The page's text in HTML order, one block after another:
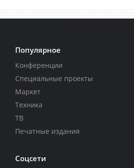
Популярное
Конференции
Специальные проекты
Маркет
Техника
ТВ
Печатные издания
Соцсети